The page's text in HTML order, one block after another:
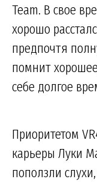
Team. В свое
хорошо
предпочтя
помнит
себе долгое
Приоритетом
карьеры Луки
поползли